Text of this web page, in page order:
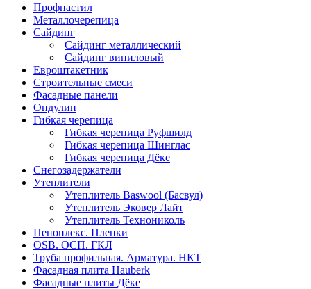
Профнастил
Металлочерепица
Сайдинг
Сайдинг металлический
Сайдинг виниловый
Евроштакетник
Строительные смеси
Фасадные панели
Ондулин
Гибкая черепица
Гибкая черепица Руфшилд
Гибкая черепица Шинглас
Гибкая черепица Дёке
Снегозадержатели
Утеплители
Утеплитель Baswool (Басвул)
Утеплитель Эковер Лайт
Утеплитель Технониколь
Пеноплекс. Пленки
OSB. ОСП. ГКЛ
Труба профильная. Арматура. НКТ
Фасадная плита Hauberk
Фасадные плиты Дёке